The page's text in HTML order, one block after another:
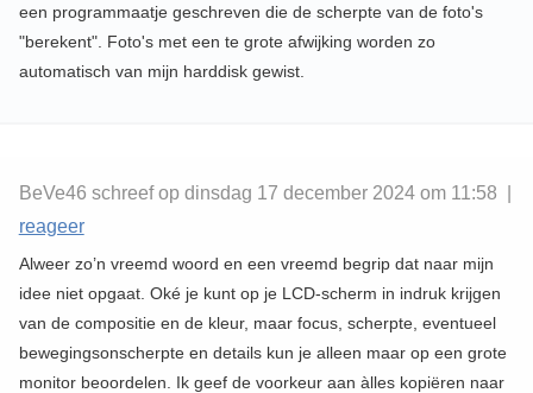
een programmaatje geschreven die de scherpte van de foto's
"berekent". Foto's met een te grote afwijking worden zo
automatisch van mijn harddisk gewist.
BeVe46 schreef op dinsdag 17 december 2024 om 11:58 |
reageer
Alweer zo’n vreemd woord en een vreemd begrip dat naar mijn
idee niet opgaat. Oké je kunt op je LCD-scherm in indruk krijgen
van de compositie en de kleur, maar focus, scherpte, eventueel
bewegingsonscherpte en details kun je alleen maar op een grote
monitor beoordelen. Ik geef de voorkeur aan àlles kopiëren naar